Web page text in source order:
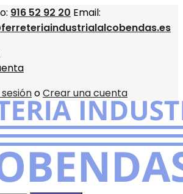
916 52 92 20 Email:
oCrear una cuenta